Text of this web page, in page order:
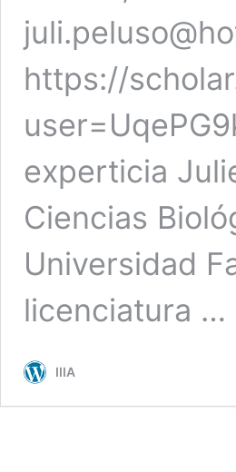
https://
experticia
Ciencias
Universidad
licenciatura …
IIIA